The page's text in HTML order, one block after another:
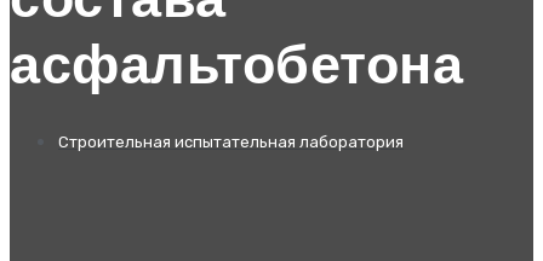
асфальтобетона
Строительная испытательная лаборатория